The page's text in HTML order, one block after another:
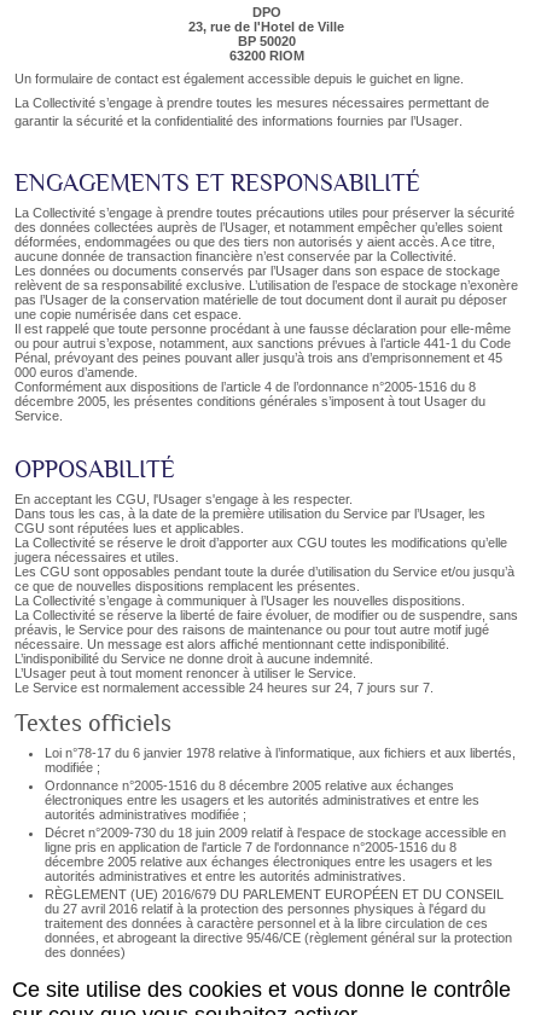
DPO
23, rue de l'Hotel de Ville
BP 50020
63200 RIOM
Un formulaire de contact est également accessible depuis le guichet en ligne.
La Collectivité s’engage à prendre toutes les mesures nécessaires permettant de
garantir la sécurité et la confidentialité des informations fournies par l’Usager.
ENGAGEMENTS ET RESPONSABILITÉ
La Collectivité s’engage à prendre toutes précautions utiles pour préserver la sécurité
des données collectées auprès de l’Usager, et notamment empêcher qu’elles soient
déformées, endommagées ou que des tiers non autorisés y aient accès. A ce titre,
aucune donnée de transaction financière n’est conservée par la Collectivité.
Les données ou documents conservés par l’Usager dans son espace de stockage
relèvent de sa responsabilité exclusive. L’utilisation de l’espace de stockage n’exonère
pas l’Usager de la conservation matérielle de tout document dont il aurait pu déposer
une copie numérisée dans cet espace.
Il est rappelé que toute personne procédant à une fausse déclaration pour elle-même
ou pour autrui s’expose, notamment, aux sanctions prévues à l’article 441-1 du Code
Pénal, prévoyant des peines pouvant aller jusqu’à trois ans d’emprisonnement et 45
000 euros d’amende.
Conformément aux dispositions de l’article 4 de l’ordonnance n°2005-1516 du 8
décembre 2005, les présentes conditions générales s’imposent à tout Usager du
Service.
OPPOSABILITÉ
En acceptant les CGU, l'Usager s'engage à les respecter.
Dans tous les cas, à la date de la première utilisation du Service par l’Usager, les
CGU sont réputées lues et applicables.
La Collectivité se réserve le droit d’apporter aux CGU toutes les modifications qu’elle
jugera nécessaires et utiles.
Les CGU sont opposables pendant toute la durée d’utilisation du Service et/ou jusqu’à
ce que de nouvelles dispositions remplacent les présentes.
La Collectivité s’engage à communiquer à l’Usager les nouvelles dispositions.
La Collectivité se réserve la liberté de faire évoluer, de modifier ou de suspendre, sans
préavis, le Service pour des raisons de maintenance ou pour tout autre motif jugé
nécessaire. Un message est alors affiché mentionnant cette indisponibilité.
L’indisponibilité du Service ne donne droit à aucune indemnité.
L’Usager peut à tout moment renoncer à utiliser le Service.
Le Service est normalement accessible 24 heures sur 24, 7 jours sur 7.
Textes officiels
Loi n°78-17 du 6 janvier 1978 relative à l’informatique, aux fichiers et aux libertés,
modifiée ;
Ordonnance n°2005-1516 du 8 décembre 2005 relative aux échanges
électroniques entre les usagers et les autorités administratives et entre les
autorités administratives modifiée;
Décret n°2009-730 du 18 juin 2009 relatif à l'espace de stockage accessible en
ligne pris en application de l'article 7 de l'ordonnance n°2005-1516 du 8
décembre 2005 relative aux échanges électroniques entre les usagers et les
autorités administratives et entre les autorités administratives.
RÈGLEMENT (UE) 2016/679 DU PARLEMENT EUROPÉEN ET DU CONSEIL
du 27 avril 2016 relatif à la protection des personnes physiques à l'égard du
traitement des données à caractère personnel et à la libre circulation de ces
données, et abrogeant la directive 95/46/CE (règlement général sur la protection
des données)
Fermer la page
Ce site utilise des cookies et vous donne le contrôle